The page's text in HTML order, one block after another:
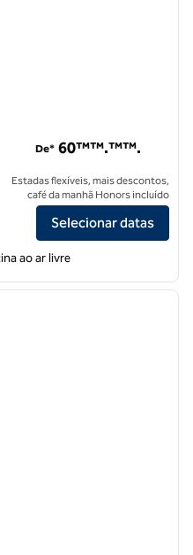
Al Bandar
De* 60™™.™™.
Estadas flexíveis, mais descontos,
café da manhã Honors incluído
Selecionar datas
ao ar livre